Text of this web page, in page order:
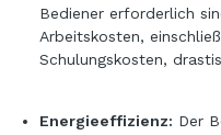
Bediener erforderlich
Arbeitskosten,
Schulungskosten,
Energieeffizienz: Der